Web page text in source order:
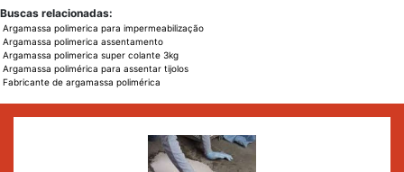
Buscas relacionadas:
Argamassa polimerica para impermeabilização
Argamassa polimerica assentamento
Argamassa polimerica super colante 3kg
Argamassa polimérica para assentar tijolos
Fabricante de argamassa polimérica